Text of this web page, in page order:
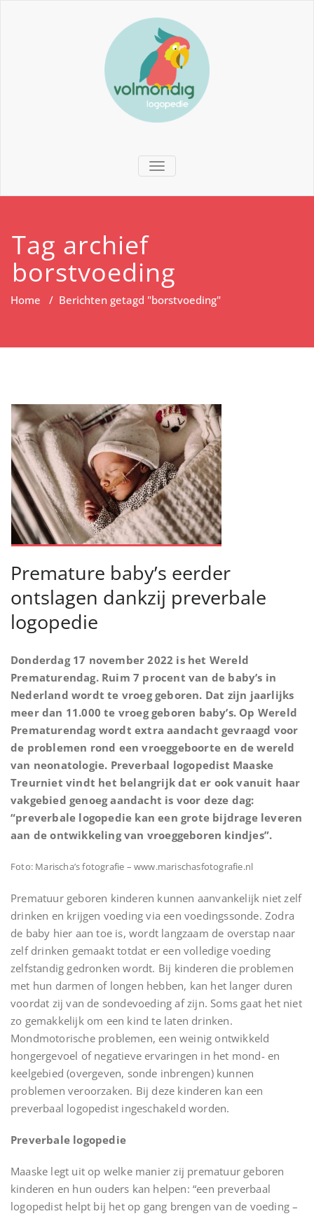
TOGGLE NAVIGATION
Tag archief
borstvoeding
Home / Berichten getagd "borstvoeding"
Premature baby’s eerder
ontslagen dankzij preverbale
logopedie
Donderdag 17 november 2022 is het Wereld
Prematurendag. Ruim 7 procent van de baby’s in
Nederland wordt te vroeg geboren. Dat zijn jaarlijks
meer dan 11.000 te vroeg geboren baby’s. Op Wereld
Prematurendag wordt extra aandacht gevraagd voor
de problemen rond een vroeggeboorte en de wereld
van neonatologie. Preverbaal logopedist Maaske
Treurniet vindt het belangrijk dat er ook vanuit haar
vakgebied genoeg aandacht is voor deze dag:
“preverbale logopedie kan een grote bijdrage leveren
aan de ontwikkeling van vroeggeboren kindjes”.
Foto: Marischa’s fotografie – www.marischasfotografie.nl
Prematuur geboren kinderen kunnen aanvankelijk niet zelf
drinken en krijgen voeding via een voedingssonde. Zodra
de baby hier aan toe is, wordt langzaam de overstap naar
zelf drinken gemaakt totdat er een volledige voeding
zelfstandig gedronken wordt. Bij kinderen die problemen
met hun darmen of longen hebben, kan het langer duren
voordat zij van de sondevoeding af zijn. Soms gaat het niet
zo gemakkelijk om een kind te laten drinken.
Mondmotorische problemen, een weinig ontwikkeld
hongergevoel of negatieve ervaringen in het mond- en
keelgebied (overgeven, sonde inbrengen) kunnen
problemen veroorzaken. Bij deze kinderen kan een
preverbaal logopedist ingeschakeld worden.
Preverbale logopedie
Maaske legt uit op welke manier zij prematuur geboren
kinderen en hun ouders kan helpen: “een preverbaal
logopedist helpt bij het op gang brengen van de voeding –